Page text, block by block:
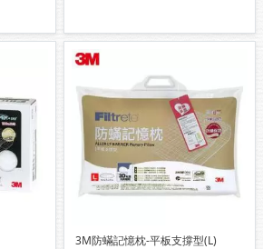
3M防蟎記憶枕-平板支撐型(L)